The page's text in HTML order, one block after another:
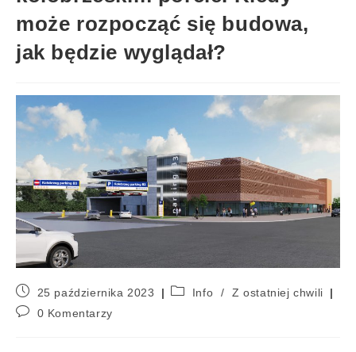
może rozpocząć się budowa,
jak będzie wyglądał?
25 października 2023 Info /
Z ostatniej chwili
0 Komentarzy